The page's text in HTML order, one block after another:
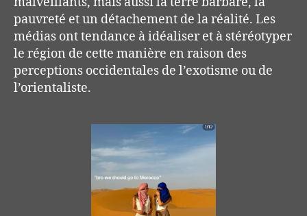
pauvreté et un détachement de la réalité. Les
médias ont tendance à idéaliser et à stéréotyper
le région de cette manière en raison des
perceptions occidentales de l’exotisme ou de
l’orientaliste.